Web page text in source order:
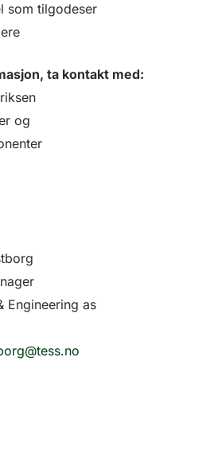
som tilgodeser
ta kontakt med:
og
Engineering as